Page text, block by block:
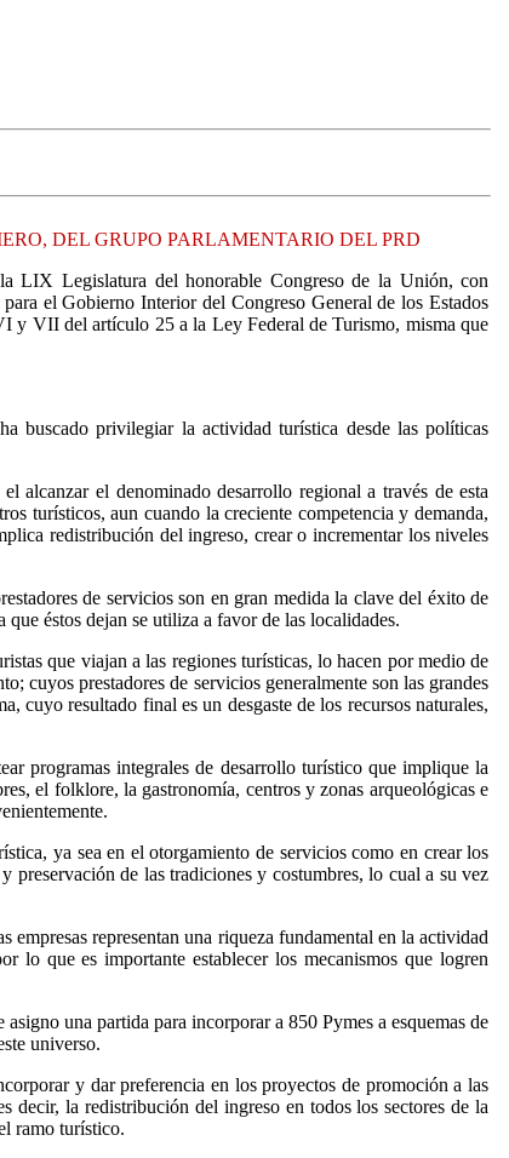
DEL GRUPO PARLAMENTARIO DEL PRD
LIX Legislatura del honorable Congreso de la Unión, con
el Gobierno Interior del Congreso General de los Estados
y VII del artículo 25 a la Ley Federal de Turismo, misma que
buscado privilegiar la actividad turística desde las políticas
alcanzar el denominado desarrollo regional a través de esta
turísticos, aun cuando la creciente competencia y demanda,
redistribución del ingreso, crear o incrementar los niveles
de servicios son en gran medida la clave del éxito de
éstos dejan se utiliza a favor de las localidades.
que viajan a las regiones turísticas, lo hacen por medio de
cuyos prestadores de servicios generalmente son las grandes
cuyo resultado final es un desgaste de los recursos naturales,
programas integrales de desarrollo turístico que implique la
el folklore, la gastronomía, centros y zonas arqueológicas e
ya sea en el otorgamiento de servicios como en crear los
preservación de las tradiciones y costumbres, lo cual a su vez
empresas representan una riqueza fundamental en la actividad
lo que es importante establecer los mecanismos que logren
una partida para incorporar a 850 Pymes a esquemas de
universo.
y dar preferencia en los proyectos de promoción a las
decir, la redistribución del ingreso en todos los sectores de la
ramo turístico.